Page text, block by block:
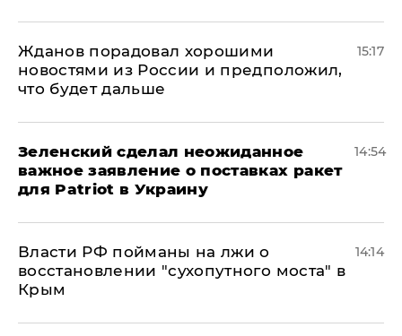
Жданов порадовал хорошими
новостями из России и предположил,
что будет дальше
15:17
Зеленский сделал неожиданное
важное заявление о поставках ракет
для Patriot в Украину
14:54
Власти РФ пойманы на лжи о
восстановлении "сухопутного моста" в
Крым
14:14